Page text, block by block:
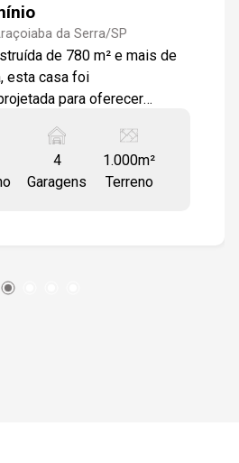
da Serra/SP
de 780 m² e mais de
esta casa foi
para oferecer
agora está disponível
ao desejo dos proprietários
A casa é completa e
de jantar e ilhas,
4
Garagens
1.000m²
Terreno